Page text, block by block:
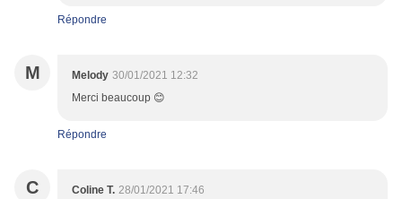
Répondre
M Melody 30/01/2021 12:32
Merci beaucoup 😊
Répondre
C Coline T. 28/01/2021 17:46